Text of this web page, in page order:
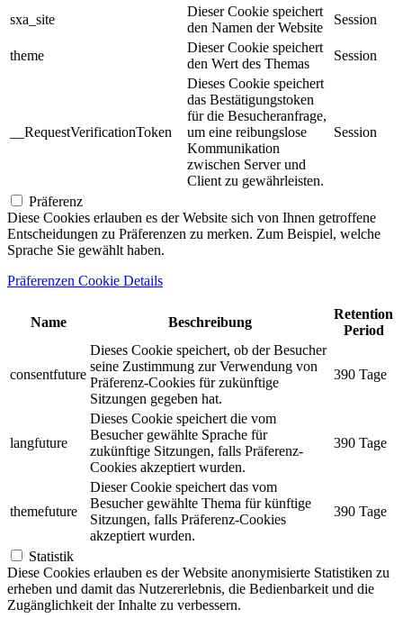
sxa_site
Dieser Cookie speichert
den Namen der Website
Session
theme
Dieser Cookie speichert
den Wert des Themas
Session
__RequestVerificationToken
Dieses Cookie speichert
das Bestätigungstoken
für die Besucheranfrage,
um eine reibungslose
Kommunikation
zwischen Server und
Client zu gewährleisten.
Session
Präferenz
Diese Cookies erlauben es der Website sich von Ihnen getroffene
Entscheidungen zu Präferenzen zu merken. Zum Beispiel, welche
Sprache Sie gewählt haben.
Präferenzen Cookie Details
Name Beschreibung
Retention
Period
consentfuture
Dieses Cookie speichert, ob der Besucher
seine Zustimmung zur Verwendung von
Präferenz-Cookies für zukünftige
Sitzungen gegeben hat.
390 Tage
langfuture
Dieses Cookie speichert die vom
Besucher gewählte Sprache für
zukünftige Sitzungen, falls Präferenz-
Cookies akzeptiert wurden.
390 Tage
themefuture
Dieser Cookie speichert das vom
Besucher gewählte Thema für künftige
Sitzungen, falls Präferenz-Cookies
akzeptiert wurden.
390 Tage
Statistik
Diese Cookies erlauben es der Website anonymisierte Statistiken zu
erheben und damit das Nutzererlebnis, die Bedienbarkeit und die
Zugänglichkeit der Inhalte zu verbessern.